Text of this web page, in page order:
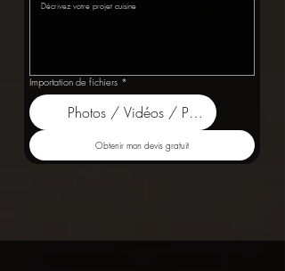
Importation de fichiers *
Photos / Vidéos / Plans
Obtenir mon devis gratuit